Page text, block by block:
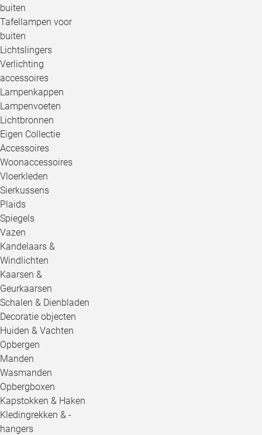
buiten
Tafellampen voor
buiten
Lichtslingers
Verlichting
accessoires
Lampenkappen
Lampenvoeten
Lichtbronnen
Eigen Collectie
Accessoires
Woonaccessoires
Vloerkleden
Sierkussens
Plaids
Spiegels
Vazen
Kandelaars &
Windlichten
Kaarsen &
Geurkaarsen
Schalen & Dienbladen
Decoratie objecten
Huiden & Vachten
Opbergen
Manden
Wasmanden
Opbergboxen
Kapstokken & Haken
Kledingrekken & -
hangers